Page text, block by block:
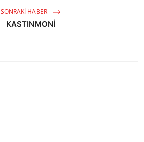
SONRAKI HABER
KASTINMONİ